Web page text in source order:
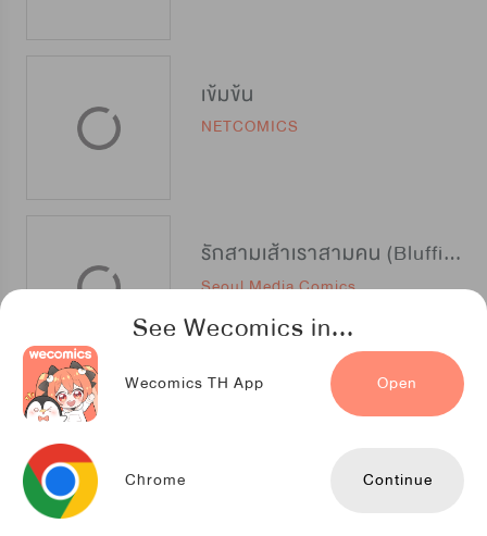
See Wecomics in...
Wecomics TH App Open
Chrome Continue
เข้มข้น
NETCOMICS
รักสามเส้าเราสามคน (Bluffing)
Seoul Media Comics
งี้แหละ ชีวิตบอยๆ